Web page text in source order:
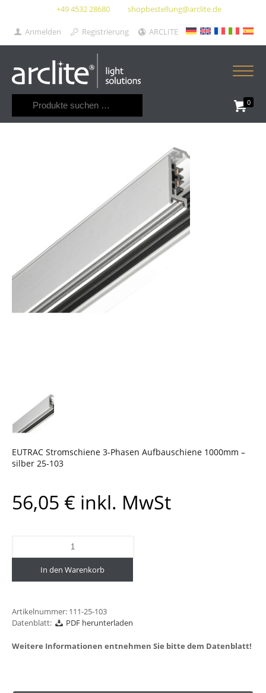
+49 4532 28680 shopbestellung@arclite.de
Anmelden Registrierung ARCLITE
0
EUTRAC Stromschiene 3-Phasen Aufbauschiene 1000mm –
silber 25-103
56,05 € inkl. MwSt
In den Warenkorb
Artikelnummer: 111-25-103
Datenblatt:
PDF herunterladen
Weitere Informationen entnehmen Sie bitte dem Datenblatt!